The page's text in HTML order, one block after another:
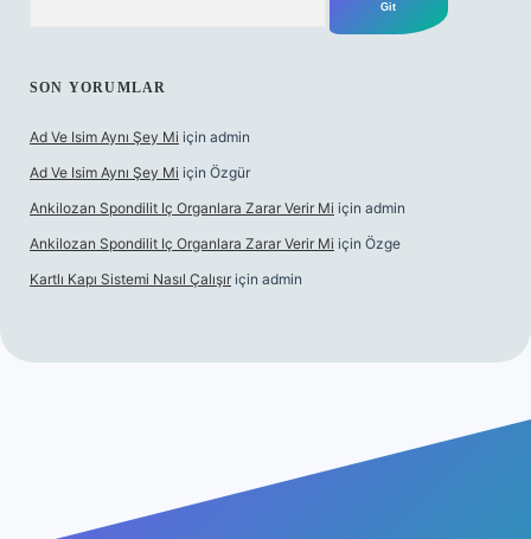
SON YORUMLAR
Ad Ve Isim Aynı Şey Mi için admin
Ad Ve Isim Aynı Şey Mi için Özgür
Ankilozan Spondilit Iç Organlara Zarar Verir Mi için admin
Ankilozan Spondilit Iç Organlara Zarar Verir Mi için Özge
Kartlı Kapı Sistemi Nasıl Çalışır için admin